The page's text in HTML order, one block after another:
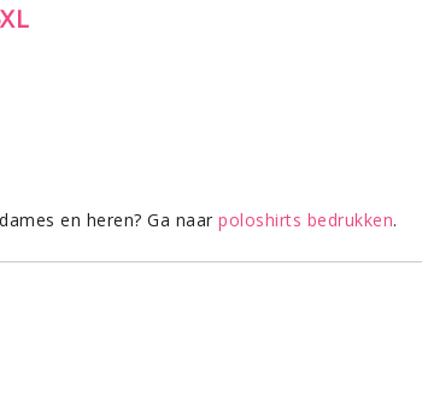
en heren? Ga naar poloshirts bedrukken.